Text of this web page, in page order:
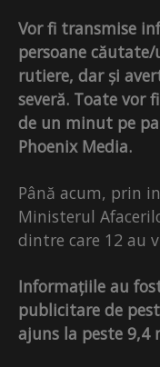
Vor fi transmise
persoane
rutiere, dar și
severă. Toate vor
de un minut pe
Phoenix Media.
Până acum, prin
Ministerul
dintre care 12 au
Informațiile au
publicitare de
ajuns la peste 9,4